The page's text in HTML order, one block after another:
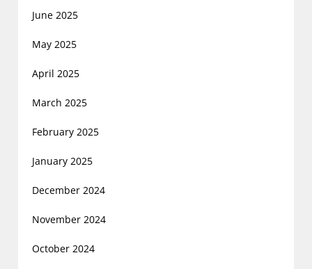
June 2025
May 2025
April 2025
March 2025
February 2025
January 2025
December 2024
November 2024
October 2024